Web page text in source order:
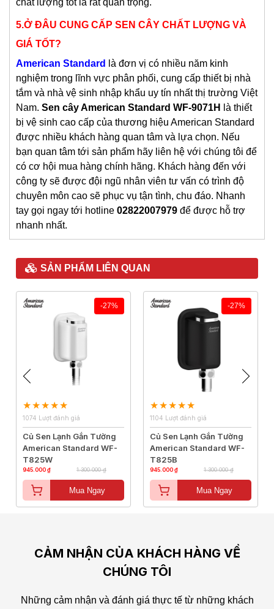
chất lượng tốt là rất quan trọng.
5.Ở ĐÂU CUNG CẤP SEN CÂY CHẤT LƯỢNG VÀ
GIÁ TỐT?
American Standard
là đơn vị có nhiều năm kinh
nghiệm trong lĩnh vực phân phối, cung cấp thiết bị nhà
tắm và nhà vệ sinh nhập khẩu uy tín nhất thị trường Việt
Nam. Sen câyAmerican Standard WF-9071H
là thiết
bị vệ sinh cao cấp của thương hiệu American Standard
được nhiều khách hàng quan tâm và lựa chọn. Nếu
bạn quan tâm tới sản phẩm hãy liên hệ với chúng tôi để
có cơ hội mua hàng chính hãng. Khách hàng đến với
công ty sẽ được đội ngũ nhân viên tư vấn có trình độ
chuyên môn cao sẽ phục vụ tận tình, chu đáo. Nhanh
tay gọi ngay tới hotline 02822007979 để được hỗ trợ
nhanh nhất.
SẢN PHẨM LIÊN QUAN
-27%
1074 Lượt đánh giá
Củ Sen Lạnh Gắn Tường
American Standard WF-
T825W
945.000 ₫ 1.300.000 ₫
Mua Ngay
-27%
1104 Lượt đánh giá
Củ Sen Lạnh Gắn Tường
American Standard WF-
T825B
945.000 ₫ 1.300.000 ₫
Mua Ngay
CẢM NHẬN CỦA KHÁCH HÀNG VỀ
CHÚNG TÔI
Những cảm nhận và đánh giá thực tế từ những khách